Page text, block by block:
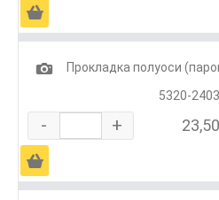
Ä
1
Прокладка полуоси
5320-
- +
Ä